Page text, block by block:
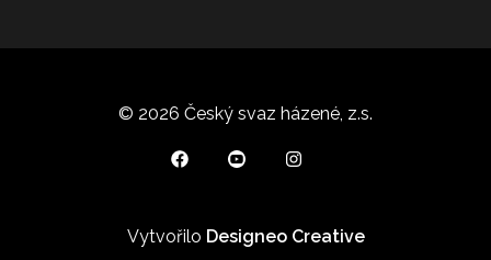
© 2026 Český svaz házené, z.s.
Vytvořilo Designeo Creative